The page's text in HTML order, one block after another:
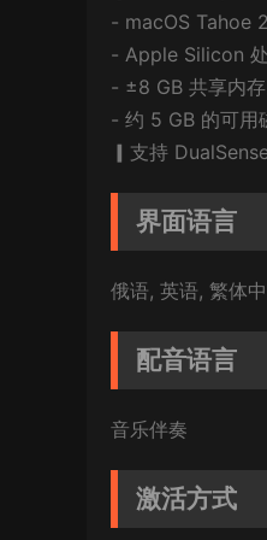
- macOS Tahoe
- Apple Silicon
- ±8 GB 共享内存
- 约 5 GB 的可用
▎支持
界面语言
俄语, 英语, 繁体
配音语言
音乐伴奏
激活方式